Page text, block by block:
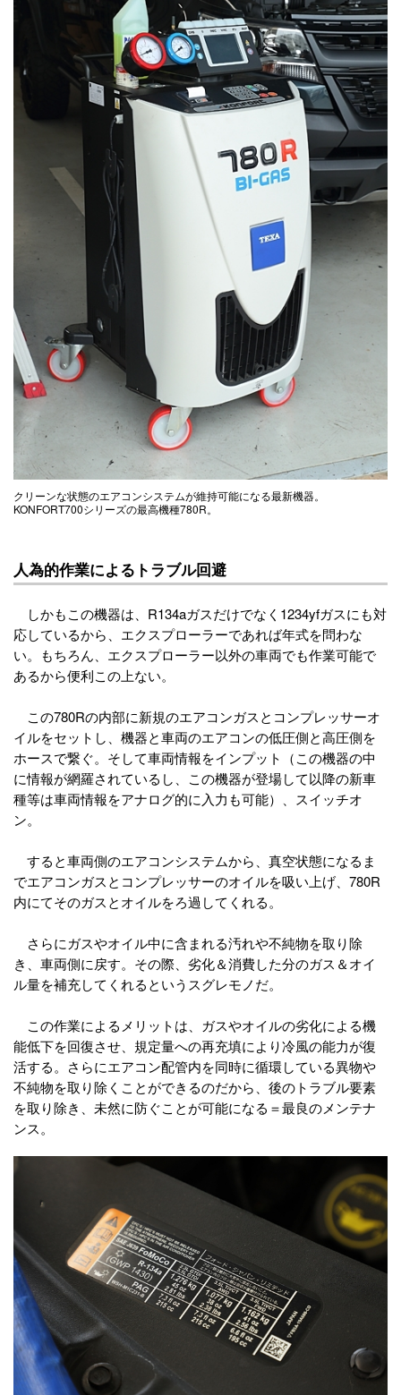
クリーンな状態のエアコンシステムが維持可能になる最新機器。
KONFORT700シリーズの最高機種780R。
人為的作業によるトラブル回避
しかもこの機器は、R134aガスだけでなく1234yfガスにも対
応しているから、エクスプローラーであれば年式を問わな
い。もちろん、エクスプローラー以外の車両でも作業可能で
あるから便利この上ない。
この780Rの内部に新規のエアコンガスとコンプレッサーオ
イルをセットし、機器と車両のエアコンの低圧側と高圧側を
ホースで繋ぐ。そして車両情報をインプット（この機器の中
に情報が網羅されているし、この機器が登場して以降の新車
種等は車両情報をアナログ的に入力も可能）、スイッチオ
ン。
すると車両側のエアコンシステムから、真空状態になるま
でエアコンガスとコンプレッサーのオイルを吸い上げ、780R
内にてそのガスとオイルをろ過してくれる。
さらにガスやオイル中に含まれる汚れや不純物を取り除
き、車両側に戻す。その際、劣化＆消費した分のガス＆オイ
ル量を補充してくれるというスグレモノだ。
この作業によるメリットは、ガスやオイルの劣化による機
能低下を回復させ、規定量への再充填により冷風の能力が復
活する。さらにエアコン配管内を同時に循環している異物や
不純物を取り除くことができるのだから、後のトラブル要素
を取り除き、未然に防ぐことが可能になる＝最良のメンテナ
ンス。